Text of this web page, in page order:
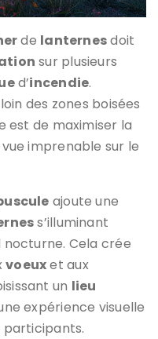
de lanternesdoit
sur plusieurs
d’incendie.
des zones boisées
est de maximiser la
imprenable sur le
ajoute une
s’illuminant
Cela crée
voeuxet aux
un lieu
expérience visuelle